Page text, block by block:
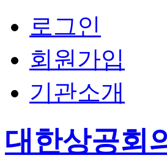
로그인
회원가입
기관소개
대한상공회